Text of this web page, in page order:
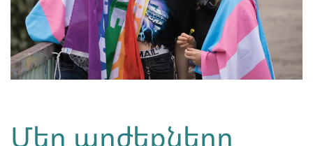
Մեր արժեքները